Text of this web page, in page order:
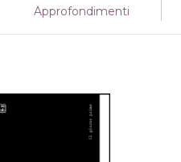
Approfondimenti